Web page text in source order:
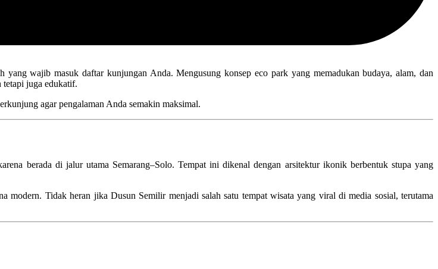
yang wajib masuk daftar kunjungan Anda. Mengusung konsep eco park yang memadukan budaya, alam, dan
tetapi juga edukatif.
agar pengalaman Anda semakin maksimal.
berada di jalur utama Semarang–Solo. Tempat ini dikenal dengan arsitektur ikonik berbentuk stupa yang
modern. Tidak heran jika Dusun Semilir menjadi salah satu tempat wisata yang viral di media sosial, terutama